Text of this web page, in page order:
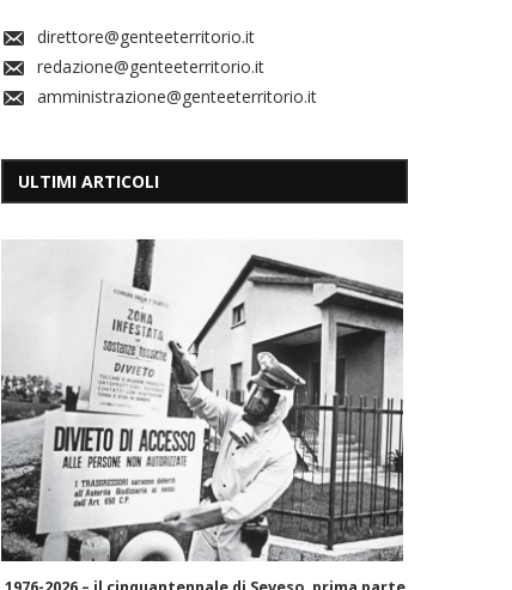
direttore@genteeterritorio.it
redazione@genteeterritorio.it
amministrazione@genteeterritorio.it
ULTIMI ARTICOLI